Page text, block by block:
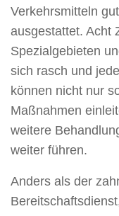
Verkehrsmitteln
ausgestattet. Acht
Spezialgebieten
sich rasch und
können nicht nur
Maßnahmen
weitere
weiter führen.
Anders als der